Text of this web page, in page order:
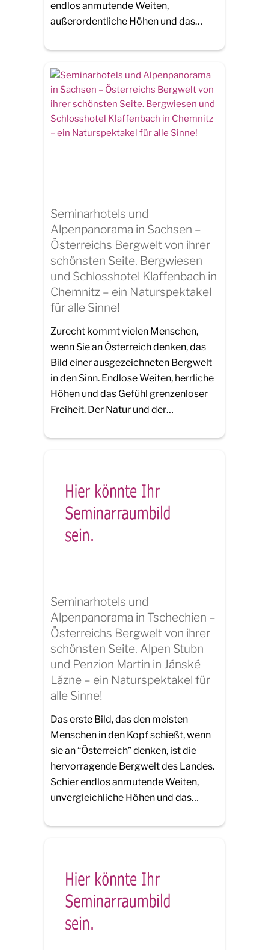
endlos anmutende Weiten,
außerordentliche Höhen und das…
Seminarhotels und
Alpenpanorama in Sachsen –
Österreichs Bergwelt von ihrer
schönsten Seite. Bergwiesen
und Schlosshotel Klaffenbach in
Chemnitz – ein Naturspektakel
für alle Sinne!
Zurecht kommt vielen Menschen,
wenn Sie an Österreich denken, das
Bild einer ausgezeichneten Bergwelt
in den Sinn. Endlose Weiten, herrliche
Höhen und das Gefühl grenzenloser
Freiheit. Der Natur und der…
Seminarhotels und
Alpenpanorama in Tschechien –
Österreichs Bergwelt von ihrer
schönsten Seite. Alpen Stubn
und Penzion Martin in Jánské
Lázne – ein Naturspektakel für
alle Sinne!
Das erste Bild, das den meisten
Menschen in den Kopf schießt, wenn
sie an “Österreich” denken, ist die
hervorragende Bergwelt des Landes.
Schier endlos anmutende Weiten,
unvergleichliche Höhen und das…